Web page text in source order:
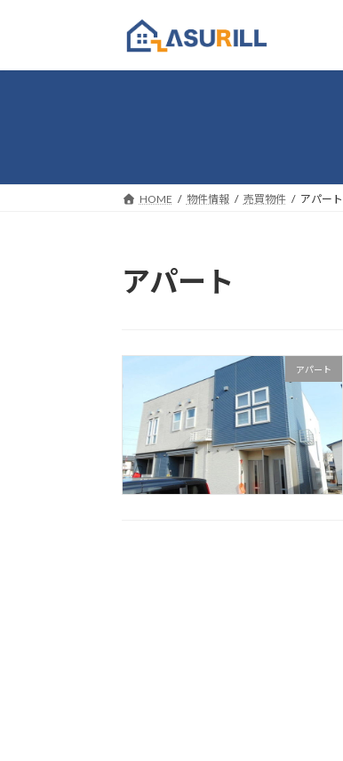
ン
ッ
ー
移
HOME 物件情報 売買物件 アパート
アパート
アパート